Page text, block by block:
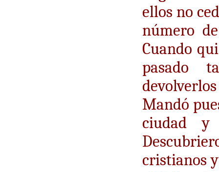
ellos no
número
Cuando
pasado
Mandó
ciudad y
cristianos